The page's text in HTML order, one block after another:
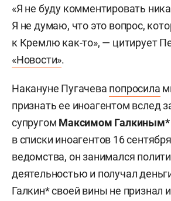
«Я не буду комментировать
Я не думаю, что это вопрос,
к Кремлю как-то», — цитирует
«Новости».
Накануне Пугачева попросила
признать ее иноагентом вслед
супругом Максимом Галкиным*
в списки иноагентов 16
ведомства, он занимался
деятельностью и получал
Галкин* своей вины не признал